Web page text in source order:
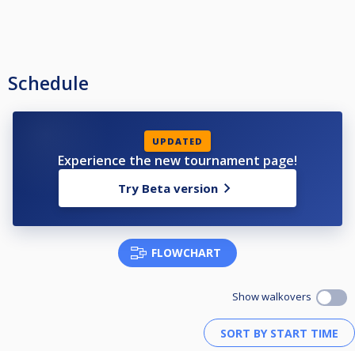
· Kotizacija na turnirnu iznosi 10€ od čega 7€ ide u nagrade (nagrade su za
Schedule
UPDATED
Experience the new tournament page!
Try Beta version
FLOWCHART
Show walkovers